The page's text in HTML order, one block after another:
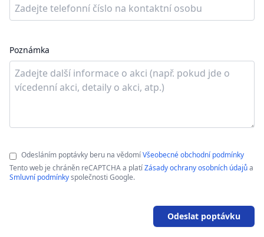
Poznámka
Odesláním poptávky beru na vědomíVšeobecné obchodní podmínky
Tento web je chráněn reCAPTCHA a platíZásady ochrany osobních údajůa
Smluvní podmínkyspolečnosti Google.
Odeslat poptávku